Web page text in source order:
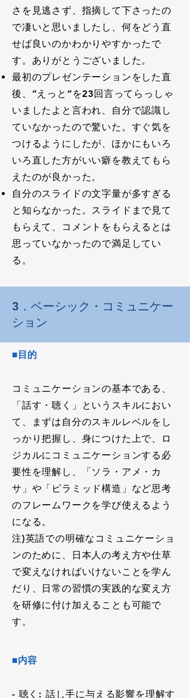
さを見逃さず、指摘して下さったの
で凄いと思いましたし、何をどう直
せば良いのかわかりやすかったで
す。ありがとうございました。
最初のプレゼンテーションをした直
後、”えっと”を23回言ってらっしゃ
いましたよと言われ、自分で認識し
ていなかったので驚いた。すぐ気を
つけるようにしたが、ほかにもいろ
いろ直した方がいい癖を教えてもら
えたのが良かった。
自分のスライドの文字量が多すぎる
と知らなかった。スライドまで見て
もらえて、コメントをもらえるとは
思っていなかったので満足してい
る。
3．ベーシック・コミュニケー
ション
■目的
コミュニケーションの基本である、
「話す・聴く」というスキルにおい
て、まずは自分のスキルレベルをし
っかり把握し、身につけた上で、ロ
ジカルにコミュニケーションする必
要性を理解し、「ソラ・アメ・カ
サ」や「ピラミッド構造」など思考
のフレームワークを学び使えるよう
になる。
注)英語での明確なコミュニケーショ
ンのために、日本人の考え方や仕草
で変えなければいけないことを学ん
だり、日常の習慣の実践的な変え方
を研修に付け加えることも可能で
す。
■内容
- 聴く: 話し手に与える影響を理解す